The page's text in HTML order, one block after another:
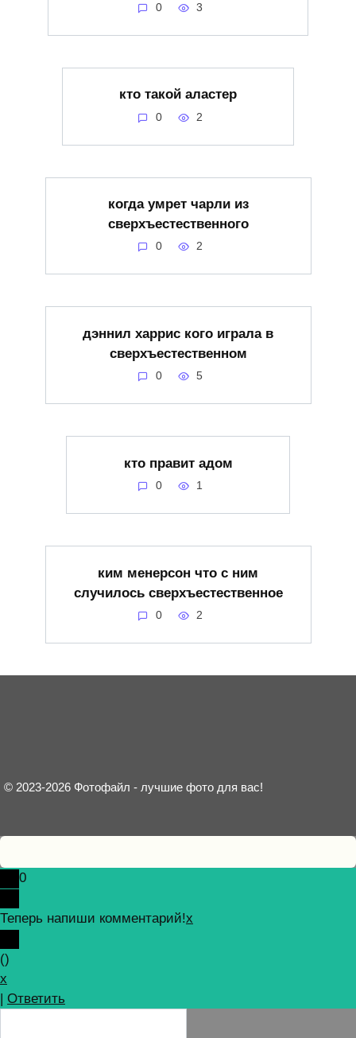
0 3
кто такой аластер
0 2
когда умрет чарли из
сверхъестественного
0 2
дэннил харрис кого играла в
сверхъестественном
0 5
кто правит адом
0 1
ким менерсон что с ним
случилось сверхъестественное
0 2
© 2023-2026 Фотофайл - лучшие фото для вас!
0
Теперь напиши комментарий!x
()
x
| Ответить